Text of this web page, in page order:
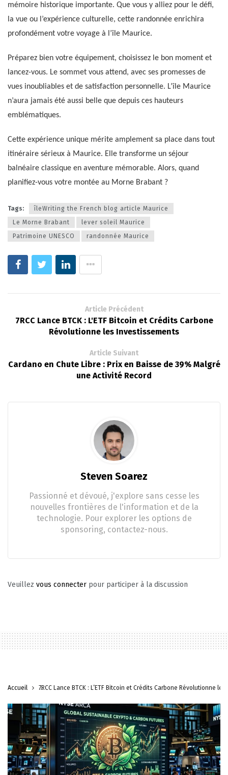
mémoire historique importante. Que vous y alliez pour le défi,
la vue ou l’expérience culturelle, cette randonnée enrichira
profondément votre voyage à l’île Maurice.
Préparez bien votre équipement, choisissez le bon moment et
lancez-vous. Le sommet vous attend, avec ses promesses de
vues inoubliables et de satisfaction personnelle. L’île Maurice
n’aura jamais été aussi belle que depuis ces hauteurs
emblématiques.
Cette expérience unique mérite amplement sa place dans tout
itinéraire sérieux à Maurice. Elle transforme un séjour
balnéaire classique en aventure mémorable. Alors, quand
planifiez-vous votre montée au Morne Brabant ?
Tags:
îleWriting the French blog article Maurice
Le Morne Brabant
lever soleil Maurice
Patrimoine UNESCO
randonnée Maurice
Article Précédent
7RCC Lance BTCK : L'ETF Bitcoin et Crédits Carbone
Révolutionne les Investissements
Article Suivant
Cardano en Chute Libre : Prix en Baisse de 39% Malgré
une Activité Record
Steven Soarez
Passionné et dévoué, j'explore sans cesse les
nouvelles frontières de l'information et de la
technologie. Pour explorer les options de
sponsoring, contactez-nous.
Veuillez vous connecter pour participer à la discussion
Accueil 7RCC Lance BTCK : L’ETF Bitcoin et Crédits Carbone Révolutionne